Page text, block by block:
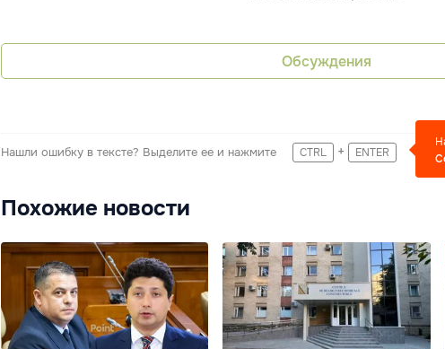
Обсуждения
Нашли ошибку в тексте? Выделите ее и нажмите CTRL + ENTER
Похожие новости